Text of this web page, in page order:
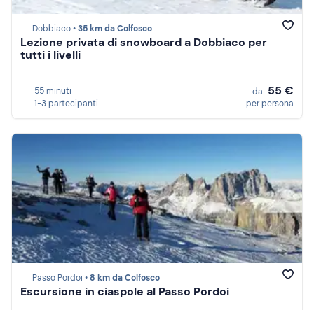
Dobbiaco •35 km da Colfosco
Lezione privata di snowboard a Dobbiaco per
tutti i livelli
55 minuti
1-3 partecipanti
da 55 €
per persona
Passo Pordoi •8 km da Colfosco
Escursione in ciaspole al Passo Pordoi